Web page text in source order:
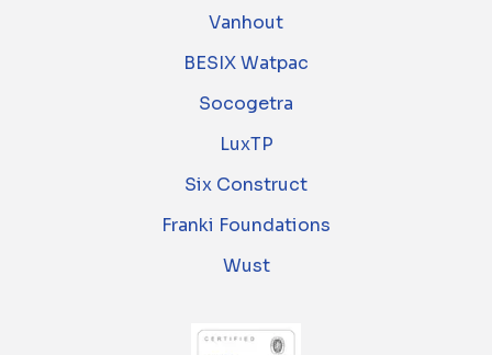
Vanhout
BESIX Watpac
Socogetra
LuxTP
Six Construct
Franki Foundations
Wust